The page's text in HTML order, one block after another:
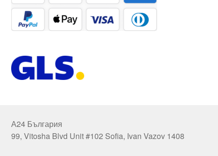
А24 България
99, Vitosha Blvd Unit #102 Sofia, Ivan Vazov 1408